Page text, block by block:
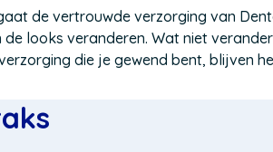
de vertrouwde verzorging van
de looks veranderen. Wat niet
die je gewend bent, blijven